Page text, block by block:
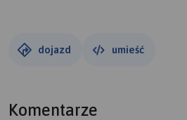
dojazd umieść
Komentarze